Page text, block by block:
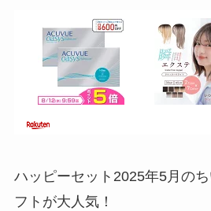
ハッピーセット2025年5月の
フトが大人気！